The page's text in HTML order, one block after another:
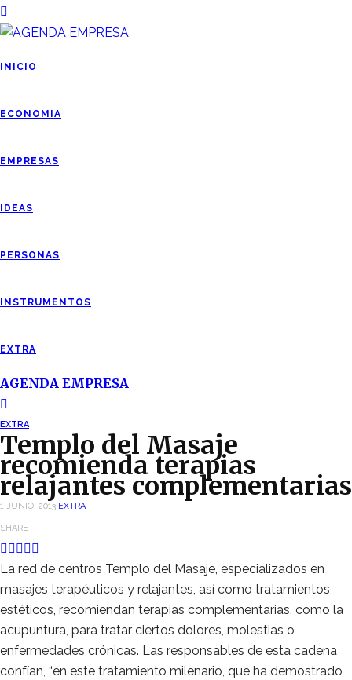
INICIO
ECONOMIA
EMPRESAS
IDEAS
PERSONAS
INSTRUMENTOS
EXTRA
AGENDA EMPRESA
EXTRA
Templo del Masaje
recomienda terapias
relajantes complementarias
1 JUNIO, 2013 EXTRA
SHARE
La red de centros Templo del Masaje, especializados en
masajes terapéuticos y relajantes, así como tratamientos
estéticos, recomiendan terapias complementarias, como la
acupuntura, para tratar ciertos dolores, molestias o
enfermedades crónicas. Las responsables de esta cadena
confían, “en este tratamiento milenario, que ha demostrado